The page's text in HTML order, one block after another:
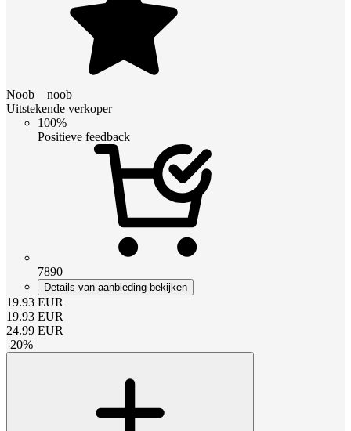
Noob__noob
Uitstekende verkoper
100%
Positieve feedback
7890
Details van aanbieding bekijken
19.93 EUR
19.93 EUR
24.99 EUR
-20%